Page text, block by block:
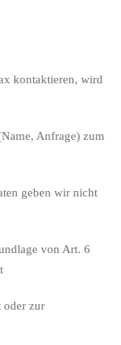
kontaktieren, wird
Anfrage) zum
geben wir nicht
von Art. 6
oder zur